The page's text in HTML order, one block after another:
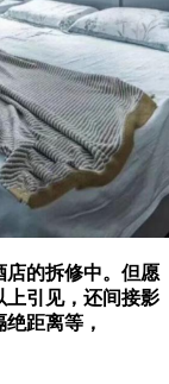
的拆修中。但愿
上引见，还间接影
距离等，